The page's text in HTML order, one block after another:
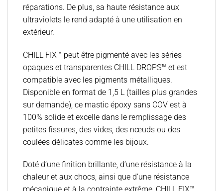
réparations. De plus, sa haute résistance aux
ultraviolets le rend adapté à une utilisation en
extérieur.
CHILL FIX™ peut être pigmenté avec les séries
opaques et transparentes CHILL DROPS™ et est
compatible avec les pigments métalliques.
Disponible en format de 1,5 L (tailles plus grandes
sur demande), ce mastic époxy sans COV est à
100% solide et excelle dans le remplissage des
petites fissures, des vides, des nœuds ou des
coulées délicates comme les bijoux.
Doté d’une finition brillante, d’une résistance à la
chaleur et aux chocs, ainsi que d’une résistance